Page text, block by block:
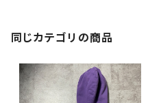
同じカテゴリの商品